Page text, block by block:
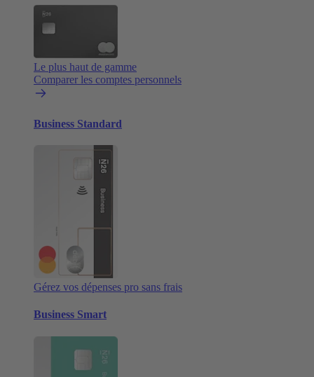
Le plus haut de gamme
Comparer les comptes personnels
Business Standard
Gérez vos dépenses pro sans frais
Business Smart